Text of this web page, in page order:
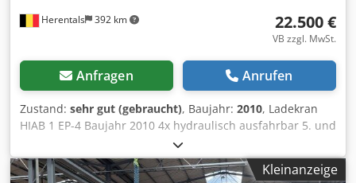
Herentals 392 km 22.500 €
VB zzgl. MwSt.
Anfragen Anrufen
Zustand: sehr gut (gebraucht), Baujahr: 2010, Ladekran
HIAB 1 EP-4 Baujahr 2010 4x hydraulisch ausfahrbar 5. und
6. Funktion Fernbedienung Cevoman bv. Lenskensdijk 5
2200 Herentals Credezldtispfx Al Sjf Belgien
Kleinanzeige